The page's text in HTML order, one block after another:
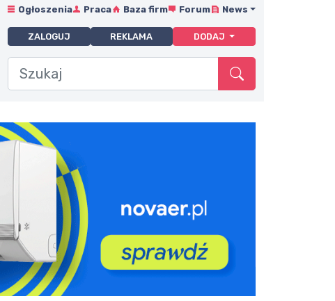
Ogłoszenia Praca Baza firm Forum News
ZALOGUJ REKLAMA DODAJ